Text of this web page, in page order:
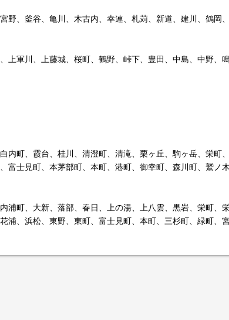
野、釜谷、亀川、木古内、幸連、札苅、新道、建川、鶴岡
上軍川、上藤城、桜町、鶴野、峠下、豊田、中島、中野、
内町、霞台、桂川、清澄町、清滝、栗ヶ丘、駒ヶ岳、栄町
富士見町、本茅部町、本町、港町、御幸町、森川町、鷲ノ
浦町、大新、落部、春日、上の湯、上八雲、黒岩、栄町、
浦、浜松、東野、東町、富士見町、本町、三杉町、緑町、